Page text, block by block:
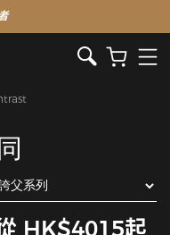
HK$4015起